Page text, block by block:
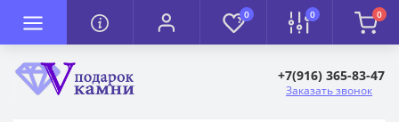
0 0 0
+7(916) 365-83-47
Заказать звонок